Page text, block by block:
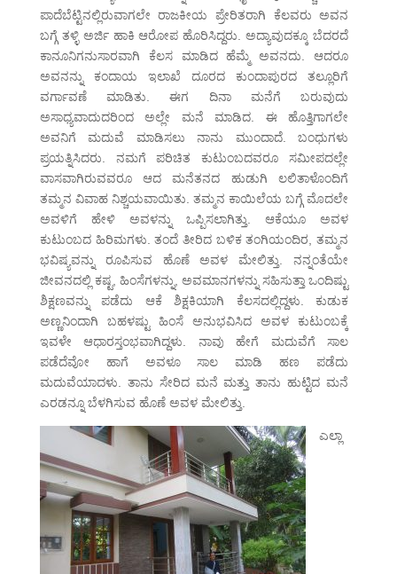
ಪಾದೆಬೆಟ್ಟಿನಲ್ಲಿರುವಾಗಲೇ ರಾಜಕೀಯ ಪ್ರೇರಿತರಾಗಿ ಕೆಲವರು ಅವನ
ಬಗ್ಗೆ ತಳ್ಳಿ ಅರ್ಜಿ ಹಾಕಿ ಆರೋಪ ಹೊರಿಸಿದ್ದರು. ಅದ್ಯಾವುದಕ್ಕೂ ಬೆದರದೆ
ಕಾನೂನಿಗನುಸಾರವಾಗಿ ಕೆಲಸ ಮಾಡಿದ ಹೆಮ್ಮೆ ಅವನದು. ಆದರೂ
ಅವನನ್ನು ಕಂದಾಯ ಇಲಾಖೆ ದೂರದ ಕುಂದಾಪುರದ ತಲ್ಲೂರಿಗೆ
ವರ್ಗಾವಣೆ ಮಾಡಿತು. ಈಗ ದಿನಾ ಮನೆಗೆ ಬರುವುದು
ಅಸಾಧ್ಯವಾದುದರಿಂದ ಅಲ್ಲೇ ಮನೆ ಮಾಡಿದ. ಈ ಹೊತ್ತಿಗಾಗಲೇ
ಅವನಿಗೆ ಮದುವೆ ಮಾಡಿಸಲು ನಾನು ಮುಂದಾದೆ. ಬಂಧುಗಳು
ಪ್ರಯತ್ನಿಸಿದರು. ನಮಗೆ ಪರಿಚಿತ ಕುಟುಂಬದವರೂ ಸಮೀಪದಲ್ಲೇ
ವಾಸವಾಗಿರುವವರೂ ಆದ ಮನೆತನದ ಹುಡುಗಿ ಲಲಿತಾಳೊಂದಿಗೆ
ತಮ್ಮನ ವಿವಾಹ ನಿಶ್ಚಯವಾಯಿತು. ತಮ್ಮನ ಕಾಯಿಲೆಯ ಬಗ್ಗೆ ಮೊದಲೇ
ಅವಳಿಗೆ ಹೇಳಿ ಅವಳನ್ನು ಒಪ್ಪಿಸಲಾಗಿತ್ತು. ಆಕೆಯೂ ಅವಳ
ಕುಟುಂಬದ ಹಿರಿಮಗಳು. ತಂದೆ ತೀರಿದ ಬಳಿಕ ತಂಗಿಯಂದಿರ, ತಮ್ಮನ
ಭವಿಷ್ಯವನ್ನು ರೂಪಿಸುವ ಹೊಣೆ ಅವಳ ಮೇಲಿತ್ತು. ನನ್ನಂತೆಯೇ
ಜೀವನದಲ್ಲಿ ಕಷ್ಟ, ಹಿಂಸೆಗಳನ್ನು, ಅವಮಾನಗಳನ್ನು ಸಹಿಸುತ್ತಾ ಒಂದಿಷ್ಟು
ಶಿಕ್ಷಣವನ್ನು ಪಡೆದು ಆಕೆ ಶಿಕ್ಷಕಿಯಾಗಿ ಕೆಲಸದಲ್ಲಿದ್ದಳು. ಕುಡುಕ
ಅಣ್ಣನಿಂದಾಗಿ ಬಹಳಷ್ಟು ಹಿಂಸೆ ಅನುಭವಿಸಿದ ಅವಳ ಕುಟುಂಬಕ್ಕೆ
ಇವಳೇ ಆಧಾರಸ್ತಂಭವಾಗಿದ್ದಳು. ನಾವು ಹೇಗೆ ಮದುವೆಗೆ ಸಾಲ
ಪಡೆದೆವೋ ಹಾಗೆ ಅವಳೂ ಸಾಲ ಮಾಡಿ ಹಣ ಪಡೆದು
ಮದುವೆಯಾದಳು. ತಾನು ಸೇರಿದ ಮನೆ ಮತ್ತು ತಾನು ಹುಟ್ಟಿದ ಮನೆ
ಎರಡನ್ನೂ ಬೆಳಗಿಸುವ ಹೊಣೆ ಅವಳ ಮೇಲಿತ್ತು.
ಎಲ್ಲಾ